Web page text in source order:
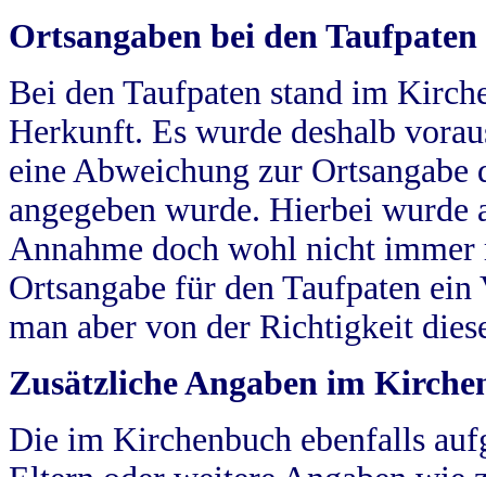
Ortsangaben bei den Taufpaten
Bei den Taufpaten stand im
Herkunft. Es wurde deshalb
eine Abweichung zur
angegeben wurde. Hierbei wurde
Annahme doch wohl nicht
Ortsangabe für den Taufpaten
man aber von der Richtigkeit
Zusätzliche Angaben im
Die im Kirchenbuch ebenfalls